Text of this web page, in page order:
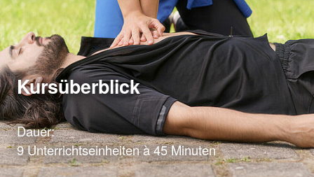
Kursüberblick
Dauer:
9 Unterrichtseinheiten à 45 Minuten